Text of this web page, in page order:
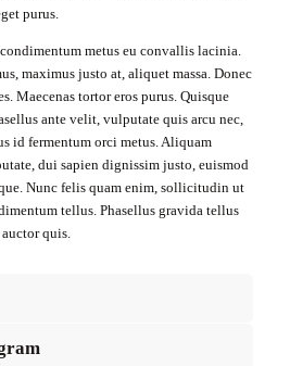
purus.
metus eu convallis lacinia.
maximus justo at, aliquet massa. Donec
Maecenas tortor eros purus. Quisque
ante velit, vulputate quis arcu nec,
id fermentum orci metus. Aliquam
dui sapien dignissim justo, euismod
Nunc felis quam enim, sollicitudin ut
tellus. Phasellus gravida tellus
quis.